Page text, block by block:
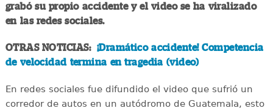
grabó su propio accidente y el video se ha viralizado
en las redes sociales.
OTRAS NOTICIAS: ¡Dramático accidente! Competencia
de velocidad termina en tragedia (video)
En redes sociales fue difundido el video que sufrió un
corredor de autos en un autódromo de Guatemala, esto